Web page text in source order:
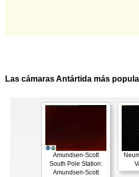
Las cámaras Antártida más
Amundsen-Scott
South Pole Station:
Amundsen-Scott